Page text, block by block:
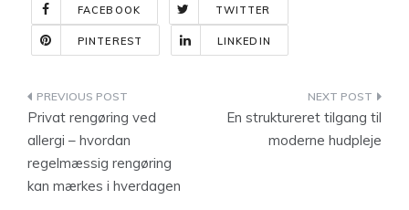
FACEBOOK TWITTER
PINTEREST LINKEDIN
Indlægsnavigation
Privat rengøring ved
allergi – hvordan
regelmæssig rengøring
kan mærkes i hverdagen
En struktureret tilgang til
moderne hudpleje